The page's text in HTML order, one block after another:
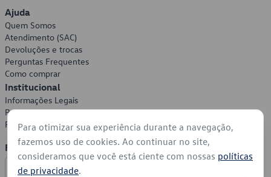
Ajuda
Quem Somos
Atendimento (SAC)
Devoluções e trocas
Perguntas Frequentes
Como comprar
Institucional
Informações Legais
Política de Privacidade
Política de Cookies
Formas de Pagamento
Para otimizar sua experiência durante a navegação,
fazemos uso de cookies. Ao continuar no site,
consideramos que você está ciente com nossas políticas
de privacidade.